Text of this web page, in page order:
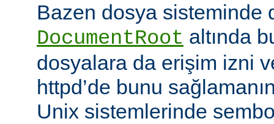
Bazen dosya sisteminde
DocumentRoot altında
dosyalara da erişim izni
httpd’de bunu
Unix sistemlerinde